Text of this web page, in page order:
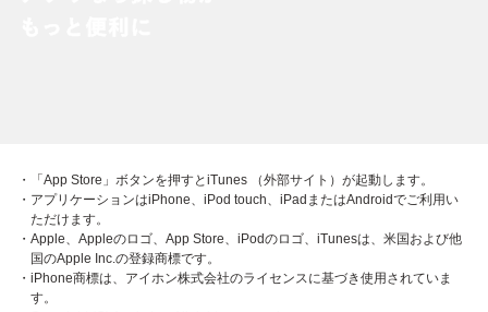
・「App Store」ボタンを押すとiTunes （外部サイト）が起動します。
・アプリケーションはiPhone、iPod touch、iPadまたはAndroidでご利用い
ただけます。
・Apple、Appleのロゴ、App Store、iPodのロゴ、iTunesは、米国および他
国のApple Inc.の登録商標です。
・iPhone商標は、アイホン株式会社のライセンスに基づき使用されていま
す。